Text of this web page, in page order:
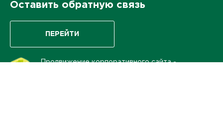
Оставить обратную связь
ПЕРЕЙТИ
Продвижение корпоративного сайта-